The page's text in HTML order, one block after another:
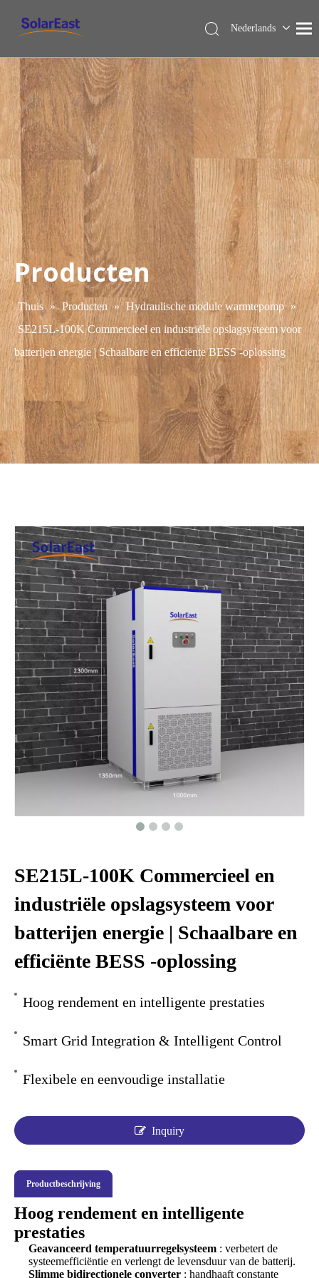
Nederlands
Français
Español
Deutsch
Italiano
Producten
Thuis » Producten » Hydraulische module warmtepomp »
SE215L-100K Commercieel en industriële opslagsysteem voor
batterijen energie | Schaalbare en efficiënte BESS -oplossing
SE215L-100K Commercieel en
industriële opslagsysteem voor
batterijen energie | Schaalbare en
efficiënte BESS -oplossing
Hoog rendement en intelligente prestaties
Smart Grid Integration & Intelligent Control
Flexibele en eenvoudige installatie
Inquiry
Productbeschrijving
Hoog rendement en intelligente
prestaties
Geavanceerd temperatuurregelsysteem : verbetert de
systeemefficiëntie en verlengt de levensduur van de batterij.
Slimme bidirectionele converter : handhaaft constante